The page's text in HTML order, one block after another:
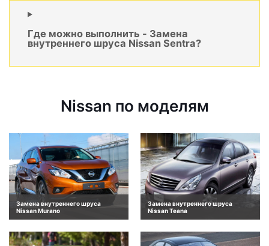
Где можно выполнить - Замена
внутреннего шруса Nissan Sentra?
Nissan по моделям
Замена внутреннего шруса
Nissan Murano
Замена внутреннего шруса
Nissan Teana